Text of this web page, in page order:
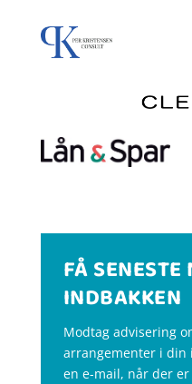
FÅ SENESTE
INDBAKKEN
Modtag advisering
arrangementer i din
en e-mail, når der